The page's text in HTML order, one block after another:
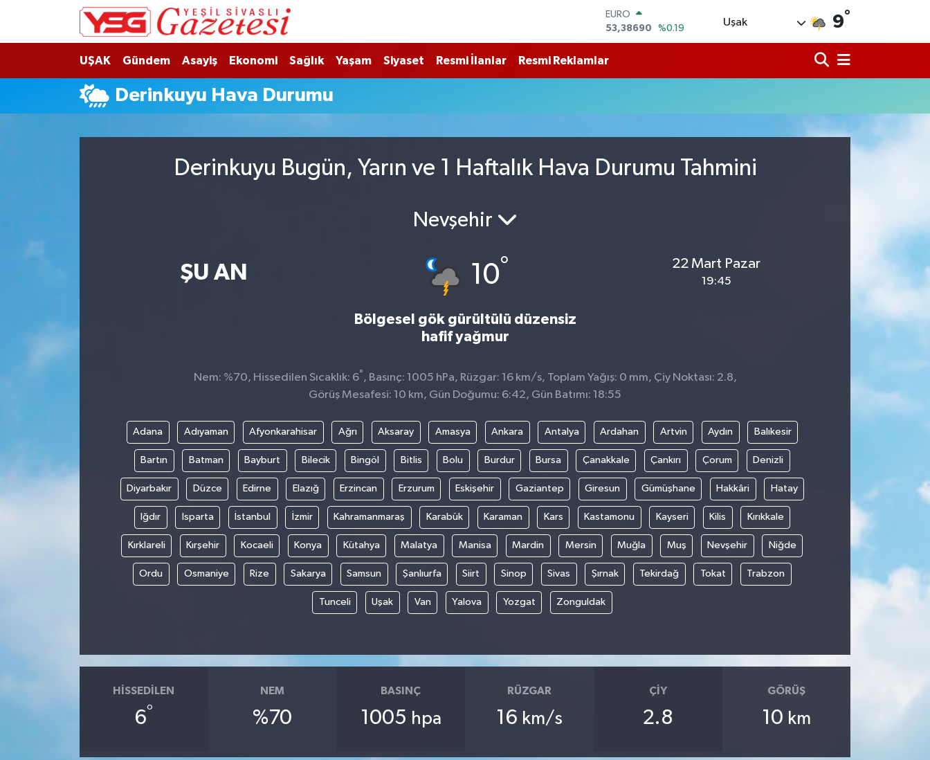
61,60380
6862,09000
BİST100
Uşak 9°
UŞAK Gündem Asayiş Ekonomi Sağlık Yaşam Siyaset Resmi İlanlar Resmi Reklamlar
Derinkuyu Hava Durumu
Derinkuyu Bugün, Yarın ve 1 Haftalık Hava Durumu Tahmini
ŞU AN
Nevşehir
10°
Bölgesel gök gürültülü düzensiz
hafif yağmur
22 Mart Pazar
19:45
Nem: %70, Hissedilen Sıcaklık: 6° , Basınç: 1005 hPa, Rüzgar: 16 km/s, Toplam Yağış: 0 mm, Çiy Noktası: 2.8,
Görüş Mesafesi: 10 km, Gün Doğumu: 6:42, Gün Batımı: 18:55
Adana Adıyaman Afyonkarahisar Ağrı Aksaray Amasya Ankara Antalya Ardahan Artvin Aydın Balıkesir
Bartın Batman Bayburt Bilecik Bingöl Bitlis Bolu Burdur Bursa Çanakkale Çankırı Çorum Denizli
Diyarbakır Düzce Edirne Elazığ Erzincan Erzurum Eskişehir Gaziantep Giresun Gümüşhane Hakkâri Hatay
Iğdır Isparta İstanbul İzmir Kahramanmaraş Karabük Karaman Kars Kastamonu Kayseri Kilis Kırıkkale
Kırklareli Kırşehir Kocaeli Konya Kütahya Malatya Manisa Mardin Mersin Muğla Muş Nevşehir Niğde
Ordu Osmaniye Rize Sakarya Samsun Şanlıurfa Siirt Sinop Sivas Şırnak Tekirdağ Tokat Trabzon
Tunceli Uşak Van Yalova Yozgat Zonguldak
HISSEDILEN
6°
NEM
%70
BASINÇ
1005 hpa
RÜZGAR
16 km/s
ÇIY
2.8
GÖRÜŞ
10 km
Hava Durumu